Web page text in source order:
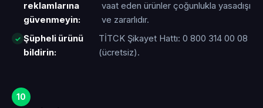
reklamlarına
güvenmeyin:
vaat eden ürünler çoğunlukla yasadışı
ve zararlıdır.
Şüpheli ürünü
bildirin:
TİTCK Şikayet Hattı: 0 800 314 00 08
(ücretsiz).
10